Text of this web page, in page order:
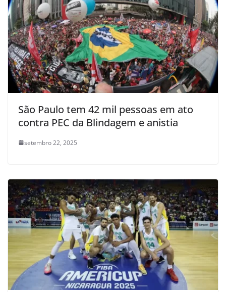
São Paulo tem 42 mil pessoas em ato
contra PEC da Blindagem e anistia
setembro 22, 2025